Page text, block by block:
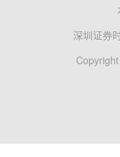
深圳证券